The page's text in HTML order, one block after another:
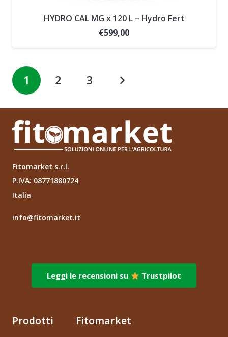
HYDRO CAL MG x 120 L – Hydro Fert
€599,00
1 2 3
Fitomarket s.r.l.
P.IVA: 08771880724
Italia
info@fitomarket.it
Leggi le recensioni su Trustpilot
Prodotti Fitomarket